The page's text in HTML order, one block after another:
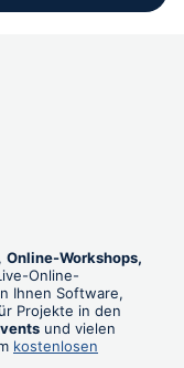
, Online-Workshops,
Online-
Ihnen Software,
Projekte in den
und vielen
kostenlosen